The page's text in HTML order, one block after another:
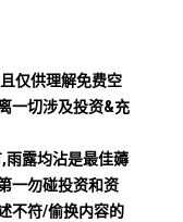
仅供理解免费空
一切涉及投资&充
雨露均沾是最佳薅
一勿碰投资和资
不符/偷换内容的